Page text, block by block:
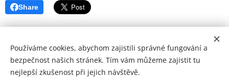
Share
© Copyright by Zohran 2024 | Všechna práva vyhrazena.
Používáme cookies, abychom zajistili správné fungování a
bezpečnost našich stránek. Tím vám můžeme zajistit tu
nejlepší zkušenost při jejich návštěvě.